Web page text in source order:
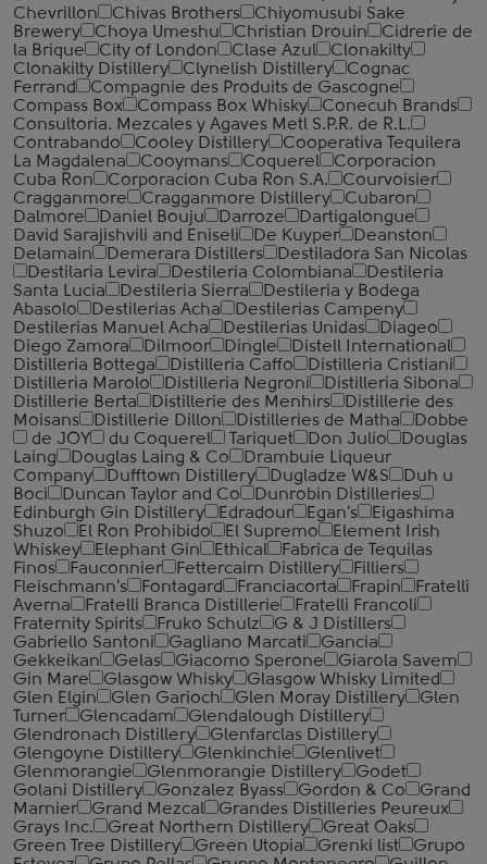
Chevrillon
Chivas Brothers
Chiyomusubi Sake
Brewery
Choya Umeshu Christian Drouin
Cidrerie de
la Brique
City of London Clase Azul
Clonakilty
Clonakilty Distillery
Clynelish Distillery
Cognac
Ferrand
Compagnie des Produits de Gascogne
Compass Box
Compass Box Whisky
Conecuh Brands
Consultoria. Mezcales y Agaves Metl S.P.R. de R.L.
Contrabando
Cooley Distillery
Cooperativa Tequilera
La Magdalena
Cooymans Coquerel
Corporacion
Cuba Ron
Corporacion Cuba Ron S.A.
Courvoisier
Cragganmore
Cragganmore Distillery
Cubaron
Dalmore
Daniel Bouju Darroze
Dartigalongue
David Sarajishvili and Eniseli
De Kuyper
Deanston
Delamain
Demerara Distillers
Destiladora San Nicolas
Destilaria Levira
Destileria Colombiana
Destileria
Santa Lucia
Destileria Sierra
Destileria y Bodega
Abasolo
Destilerias Acha
Destilerias Campeny
Destilerias Manuel Acha
Destilerias Unidas
Diageo
Diego Zamora
Dilmoor Dingle
Distell International
Distilleria Bottega
Distilleria Caffo
Distilleria Cristiani
Distilleria Marolo
Distilleria Negroni
Distilleria Sibona
Distillerie Berta
Distillerie des Menhirs
Distillerie des
Moisans
Distillerie Dillon Distilleries de Matha
Dobbe
de JOY
du Coquerel Tariquet Don Julio
Douglas
Laing
Douglas Laing & Co
Drambuie Liqueur
Company
Dufftown Distillery Dugladze W&S
Duh u
Boci
Duncan Taylor and Co
Dunrobin Distilleries
Edinburgh Gin Distillery
Edradour Egan's
Eigashima
Shuzo
El Ron Prohibido El Supremo
Element Irish
Whiskey
Elephant Gin Ethical
Fabrica de Tequilas
Finos
Fauconnier Fettercairn Distillery
Filliers
Fleischmann's
Fontagard Franciacorta Frapin
Fratelli
Averna
Fratelli Branca Distillerie
Fratelli ‎Francoli
Fraternity Spirits
Fruko Schulz
G & J Distillers
Gabriello Santoni
Gagliano Marcati
Gancia
Gekkeikan
Gelas Giacomo Sperone
Giarola Savem
Gin Mare
Glasgow Whisky
Glasgow Whisky Limited
Glen Elgin
Glen Garioch Glen Moray Distillery
Glen
Turner
Glencadam
Glendalough Distillery
Glendronach Distillery
Glenfarclas Distillery
Glengoyne Distillery
Glenkinchie
Glenlivet
Glenmorangie
Glenmorangie Distillery
Godet
Golani Distillery
Gonzalez Byass Gordon & Co
Grand
Marnier
Grand Mezcal
Grandes Distilleries Peureux
Grays Inc.
Great Northern Distillery
Great Oaks
Green Tree Distillery
Green Utopia Grenki list
Grupo